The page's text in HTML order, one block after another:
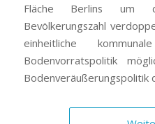
Fläche Berlins um
Bevölkerungszahl
einheitliche
Bodenvorratspolitik
Bodenveräußerungspolitik